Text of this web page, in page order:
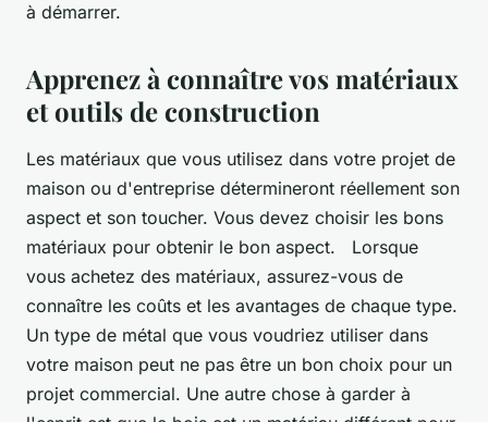
à démarrer.
Apprenez à connaître vos matériaux
et outils de construction
Les matériaux que vous utilisez dans votre projet de
maison ou d'entreprise détermineront réellement son
aspect et son toucher. Vous devez choisir les bons
matériaux pour obtenir le bon aspect. Lorsque
vous achetez des matériaux, assurez-vous de
connaître les coûts et les avantages de chaque type.
Un type de métal que vous voudriez utiliser dans
votre maison peut ne pas être un bon choix pour un
projet commercial. Une autre chose à garder à